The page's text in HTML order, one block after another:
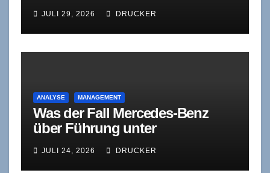
organisationstheoretisch
bedeutet
JULI 29, 2026 DRUCKER
ANALYSE MANAGEMENT
Was der Fall Mercedes-Benz
über Führung unter
JULI 24, 2026 DRUCKER